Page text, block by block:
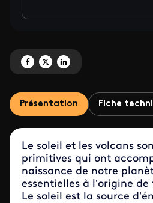
Partagez 'Une planète parfaite : du
Partagez 'Une planète parfaite : du
Partagez 'Une planète
Présentation Fiche
Le soleil et les volcans
primitives qui ont
naissance de notre
essentielles à l’origine
Le soleil est la source